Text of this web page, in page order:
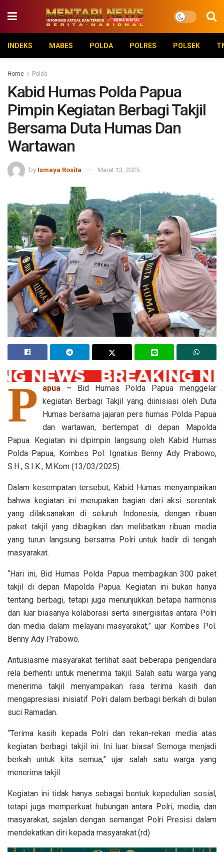
INDEKS MABES POLDA POLRES POLSEK
Home Polda
Kabid Humas Polda Papua
Pimpin Kegiatan Berbagi Takjil
Bersama Duta Humas Dan
Wartawan
by Ismaya Rosita Maret 13, 2025
P apua – Bid Humas Polda Papua menggelar
kegiatan Berbagi Takjil yang diinisiasi oleh Duta
Humas bersama jajaran pers humas Polda Papua
dan wartawan, bertempat di depan Mapolda
Papua. Kegiatan ini dipimpin langsung oleh Kabid Humas
Polda Papua, Kombes Pol. Ignatius Benny Ady Prabowo,
S.H., S.I.K., M.Kom (13/03/2025).
Dalam kesempatan tersebut, Kabid Humas menyampaikan
bahwa kegiatan ini merupakan bagian dari aksi serentak
yang dilaksanakan di seluruh Indonesia, dengan ribuan
paket takjil yang dibagikan dan melibatkan ribuan media
yang turun langsung bersama Polri untuk hadir di tengah
masyarakat.
“Hari ini, Bid Humas Polda Papua membagikan 300 paket
takjil di depan Mapolda Papua. Kegiatan ini bukan hanya
tentang berbagi, tetapi juga menunjukkan betapa harmonis
dan luar biasanya kolaborasi serta sinergisitas antara Polri
dan media dalam melayani masyarakat,” ujar Kombes Pol.
Benny Ady Prabowo.
Antusiasme masyarakat terlihat saat beberapa pengendara
rela berhenti untuk menerima takjil. Salah satu warga yang
menerima takjil menyampaikan rasa terima kasih dan
mengapresiasi inisiatif Polri dalam berbagi berkah di bulan
suci Ramadan.
“Terima kasih kepada Polri dan rekan-rekan media atas
kegiatan berbagi takjil ini. Ini luar biasa! Semoga menjadi
berkah untuk kita semua,” ujar salah satu warga yang
menerima takjil.
Kegiatan ini tidak hanya sebagai bentuk kepedulian sosial,
tetapi juga memperkuat hubungan antara Polri, media, dan
masyarakat, sejalan dengan semangat Polri Presisi dalam
mendekatkan diri kepada masyarakat.(rd)